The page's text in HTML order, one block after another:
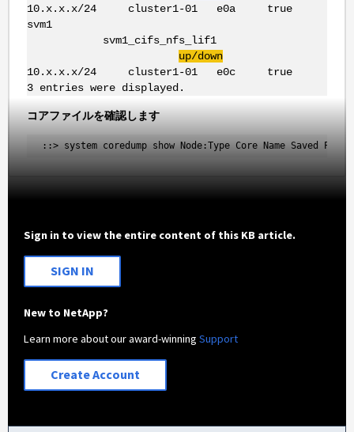
10.x.x.x/24 cluster1-01 e0a true
svm1
svm1_cifs_nfs_lif1
up/down
10.x.x.x/24 cluster1-01 e0c true
3 entries were displayed.
コアファイルを確認します
::> system coredump show Node:Type Core Name
Sign in to view the entire content of this KB article.
SIGN IN
New to NetApp?
Learn more about our award-winningSupport
Create Account